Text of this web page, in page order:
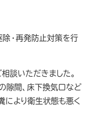
・再発防止対策を行
談いただきました。
隙間、床下換気口など
により衛生状態も悪く